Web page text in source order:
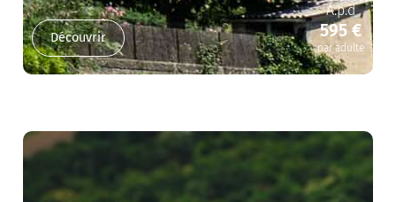
Découvrir
A.p.d
595 €
par adulte